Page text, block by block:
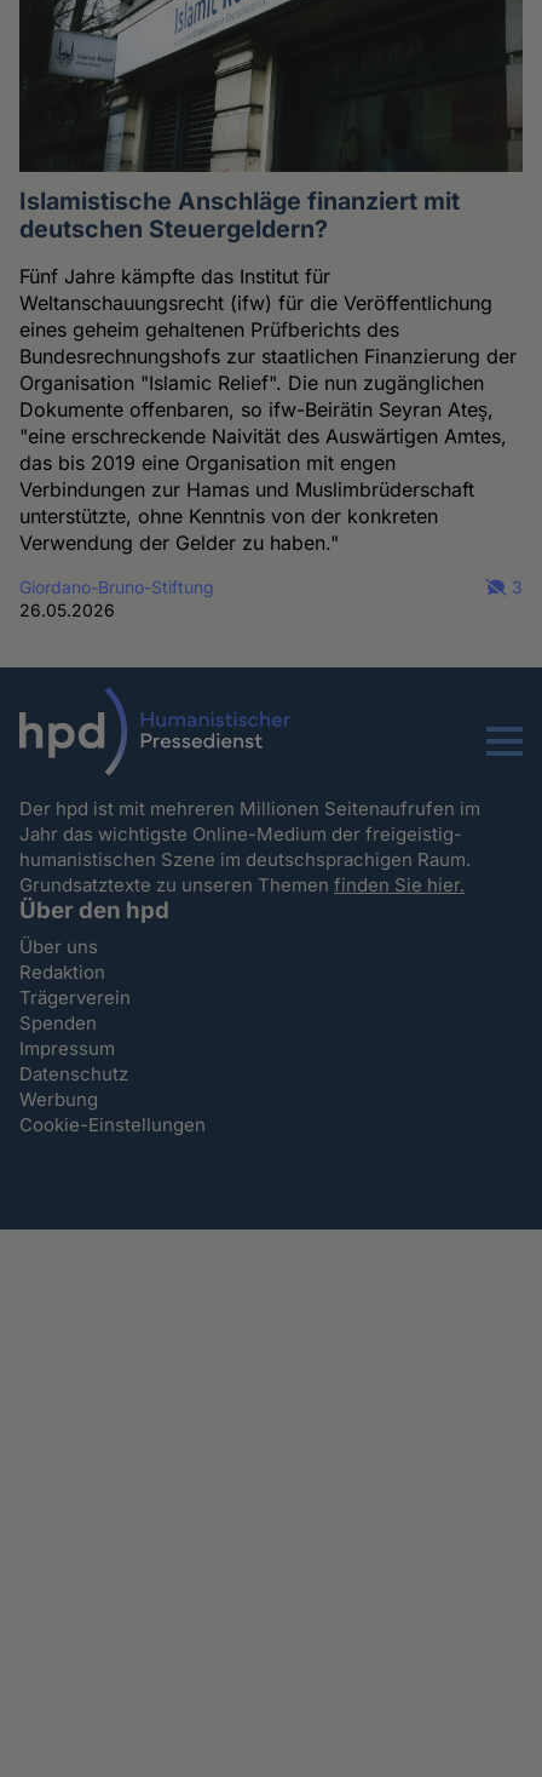
Islamistische Anschläge finanziert mit
deutschen Steuergeldern?
Fünf Jahre kämpfte das Institut für
Weltanschauungsrecht (ifw) für die Veröffentlichung
eines geheim gehaltenen Prüfberichts des
Bundesrechnungshofs zur staatlichen Finanzierung der
Organisation "Islamic Relief". Die nun zugänglichen
Dokumente offenbaren, so ifw-Beirätin Seyran Ateş,
"eine erschreckende Naivität des Auswärtigen Amtes,
das bis 2019 eine Organisation mit engen
Verbindungen zur Hamas und Muslimbrüderschaft
unterstützte, ohne Kenntnis von der konkreten
Verwendung der Gelder zu haben."
Giordano-Bruno-Stiftung
26.05.2026
3
Menu
Der hpd ist mit mehreren Millionen Seitenaufrufen im
Jahr das wichtigste Online-Medium der freigeistig-
humanistischen Szene im deutschsprachigen Raum.
Grundsatztexte zu unseren Themenfinden Sie hier.
Über den hpd
Über uns
Redaktion
Trägerverein
Spenden
Impressum
Datenschutz
Werbung
Cookie-Einstellungen